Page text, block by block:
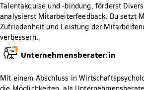
Talentakquise und -bindung, förderst
analysierst Mitarbeiterfeedback. Du setzt
Zufriedenheit und Leistung der
verbessern.
Unternehmensberater:in
Mit einem Abschluss in